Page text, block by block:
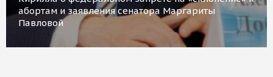
абортам и заявления сенатора Маргариты
Павловой